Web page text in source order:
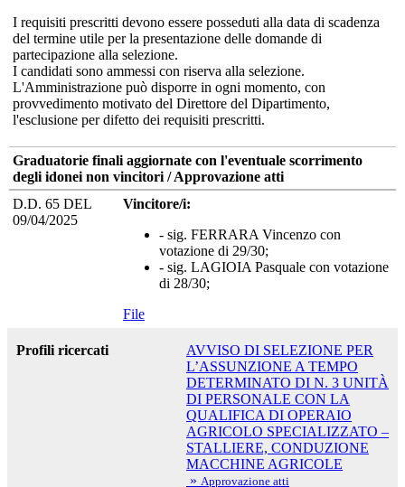
I requisiti prescritti devono essere posseduti alla data di scadenza
del termine utile per la presentazione delle domande di
partecipazione alla selezione.
I candidati sono ammessi con riserva alla selezione.
L'Amministrazione può disporre in ogni momento, con
provvedimento motivato del Direttore del Dipartimento,
l'esclusione per difetto dei requisiti prescritti.
Graduatorie finali aggiornate con l'eventuale scorrimento
degli idonei non vincitori / Approvazione atti
D.D. 65 DEL
09/04/2025
Vincitore/i:
- sig. FERRARA Vincenzo con
votazione di 29/30;
- sig. LAGIOIA Pasquale con votazione
di 28/30;
File
Profili ricercati
AVVISO DI SELEZIONE PER
L’ASSUNZIONE A TEMPO
DETERMINATO DI N. 3 UNITÀ
DI PERSONALE CON LA
QUALIFICA DI OPERAIO
AGRICOLO SPECIALIZZATO –
STALLIERE, CONDUZIONE
MACCHINE AGRICOLE
» Approvazione atti